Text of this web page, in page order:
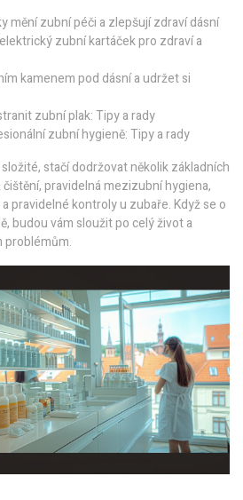
mění zubní péči a zlepšují zdraví dásní
zubní kartáček pro zdraví a
kamenem pod dásní a udržet si
zubní plak: Tipy a rady
zubní hygieně: Tipy a rady
stačí dodržovat několik základních
pravidelná mezizubní hygiena,
pravidelné kontroly u zubaře. Když se o
budou vám sloužit po celý život a
problémům.